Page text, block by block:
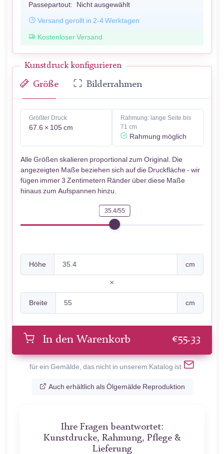
Passepartout: Nicht ausgewählt
Versand gerollt in 2-4 Werktagen
Kostenloser Versand
Kunstdruck konfigurieren
Größe Bilderrahmen
Größter Druck
67.6 × 105 cm
Rahmung: lange Seite bis
71 cm
Rahmung möglich
Alle Größen skalieren proportional zum Original. Die
angezeigten Maße beziehen sich auf die Druckfläche - wir
fügen immer 3 Zentimetern Ränder über diese Maße
hinaus zum Aufspannen hinzu.
35.4/55
Höhe cm
Breite cm
In den Warenkorb €55.33
für ein Gemälde, das nicht in unserem Katalog ist
Auch erhältlich als Ölgemälde Reproduktion
Ihre Fragen beantwortet:
Kunstdrucke, Rahmung, Pflege &
Lieferung